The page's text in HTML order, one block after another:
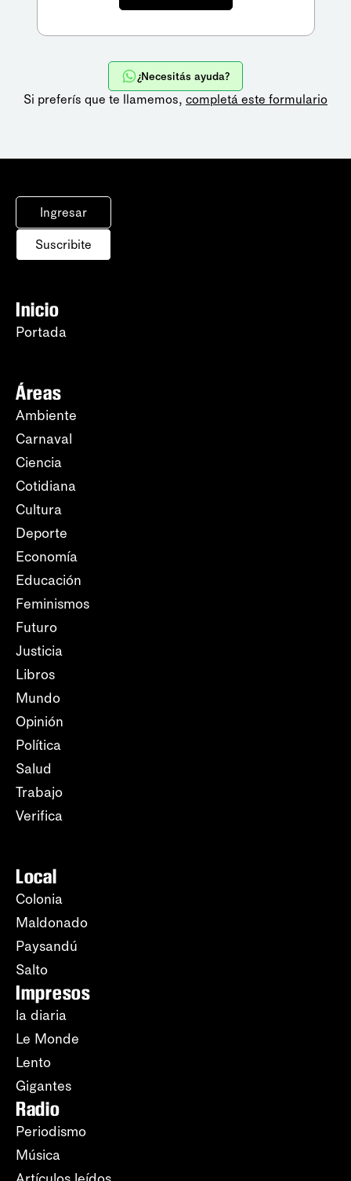
¿Necesitás ayuda?
Si preferís que te llamemos, completá este formulario
Ingresar
Suscribite
Inicio
Portada
Áreas
Ambiente
Carnaval
Ciencia
Cotidiana
Cultura
Deporte
Economía
Educación
Feminismos
Futuro
Justicia
Libros
Mundo
Opinión
Política
Salud
Trabajo
Verifica
Local
Colonia
Maldonado
Paysandú
Salto
Impresos
la diaria
Le Monde
Lento
Gigantes
Radio
Periodismo
Música